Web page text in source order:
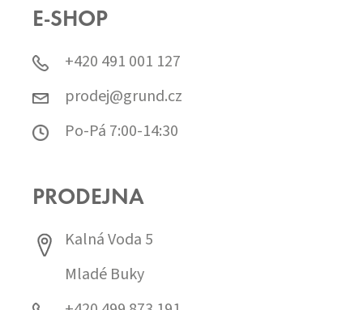
E-SHOP
+420 491 001 127
prodej@grund.cz
Po-Pá 7:00-14:30
PRODEJNA
Kalná Voda 5
Mladé Buky